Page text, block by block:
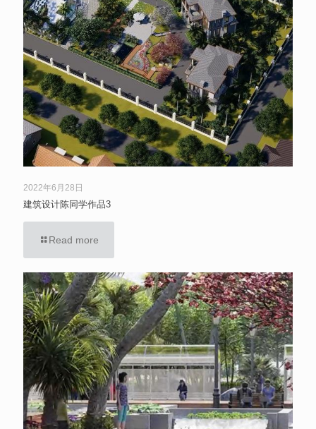
2022年6月28日
建筑设计陈同学作品3
Read more